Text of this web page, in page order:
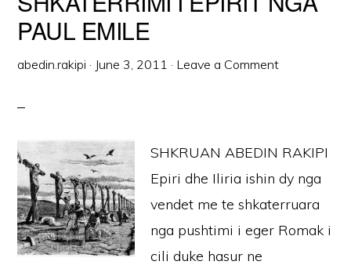
PAUL EMILE
abedin.rakipi · June 3, 2011 · Leave a Comment
SHKRUAN ABEDIN RAKIPI
Epiri dhe Iliria ishin dy nga
vendet me te shkaterruara
nga pushtimi i eger Romak i
cili duke hasur ne